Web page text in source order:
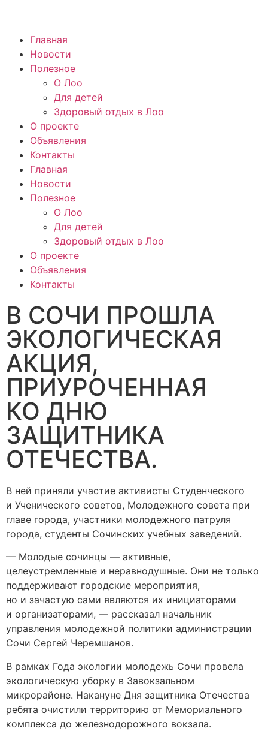
Главная
Новости
Полезное
О Лоо
Для детей
Здоровый отдых в Лоо
О проекте
Объявления
Контакты
Главная
Новости
Полезное
О Лоо
Для детей
Здоровый отдых в Лоо
О проекте
Объявления
Контакты
В СОЧИ ПРОШЛА
ЭКОЛОГИЧЕСКАЯ
АКЦИЯ,
ПРИУРОЧЕННАЯ
КО ДНЮ
ЗАЩИТНИКА
ОТЕЧЕСТВА.
В ней приняли участие активисты Студенческого
и Ученического советов, Молодежного совета при
главе города, участники молодежного патруля
города, студенты Сочинских учебных заведений.
— Молодые сочинцы — активные,
целеустремленные и неравнодушные. Они не только
поддерживают городские мероприятия,
но и зачастую сами являются их инициаторами
и организаторами, — рассказал начальник
управления молодежной политики администрации
Сочи Сергей Черемшанов.
В рамках Года экологии молодежь Сочи провела
экологическую уборку в Завокзальном
микрорайоне. Накануне Дня защитника Отечества
ребята очистили территорию от Мемориального
комплекса до железнодорожного вокзала.